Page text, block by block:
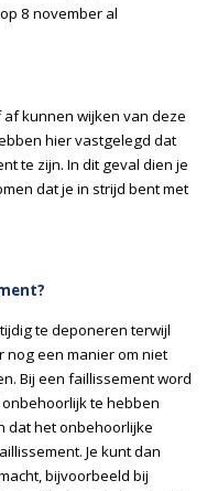
8 november al
kunnen wijken van deze
hier vastgelegd dat
te zijn. In dit geval dien je
dat je in strijd bent met
te deponeren terwijl
nog een manier om niet
Bij een faillissement word
te hebben
dat het onbehoorlijke
Je kunt dan
bijvoorbeeld bij